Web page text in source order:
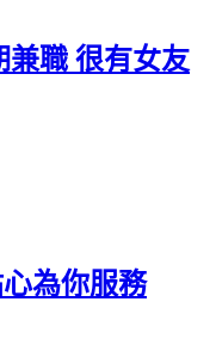
兼職 很有女友
為你服務